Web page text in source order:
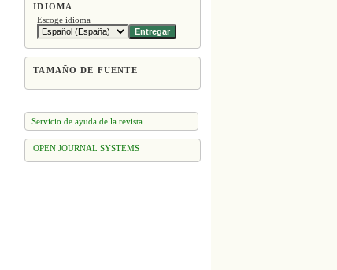
IDIOMA
Escoge idioma
TAMAÑO DE FUENTE
Servicio de ayuda de la revista
OPEN JOURNAL SYSTEMS